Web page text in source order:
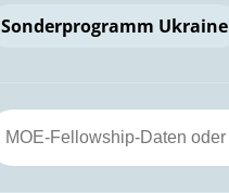
Sonderprogramm Ukraine